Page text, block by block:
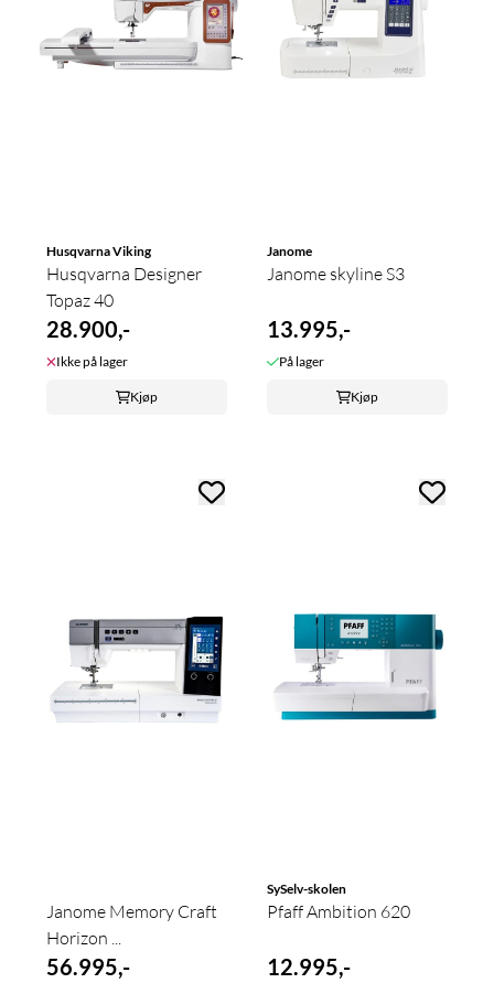
Husqvarna Viking
Husqvarna Designer
Topaz 40
28.900,-
Ikke på lager
Kjøp
Janome
Janome skyline S3
13.995,-
På lager
Kjøp
Janome Memory Craft
Horizon ...
56.995,-
SySelv-skolen
Pfaff Ambition 620
12.995,-